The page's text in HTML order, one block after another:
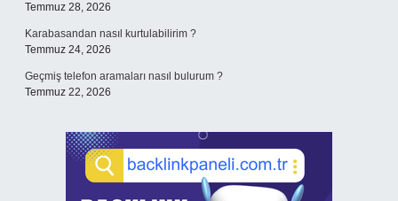
Temmuz 28, 2026
Karabasandan nasıl kurtulabilirim ?
Temmuz 24, 2026
Geçmiş telefon aramaları nasıl bulurum ?
Temmuz 22, 2026